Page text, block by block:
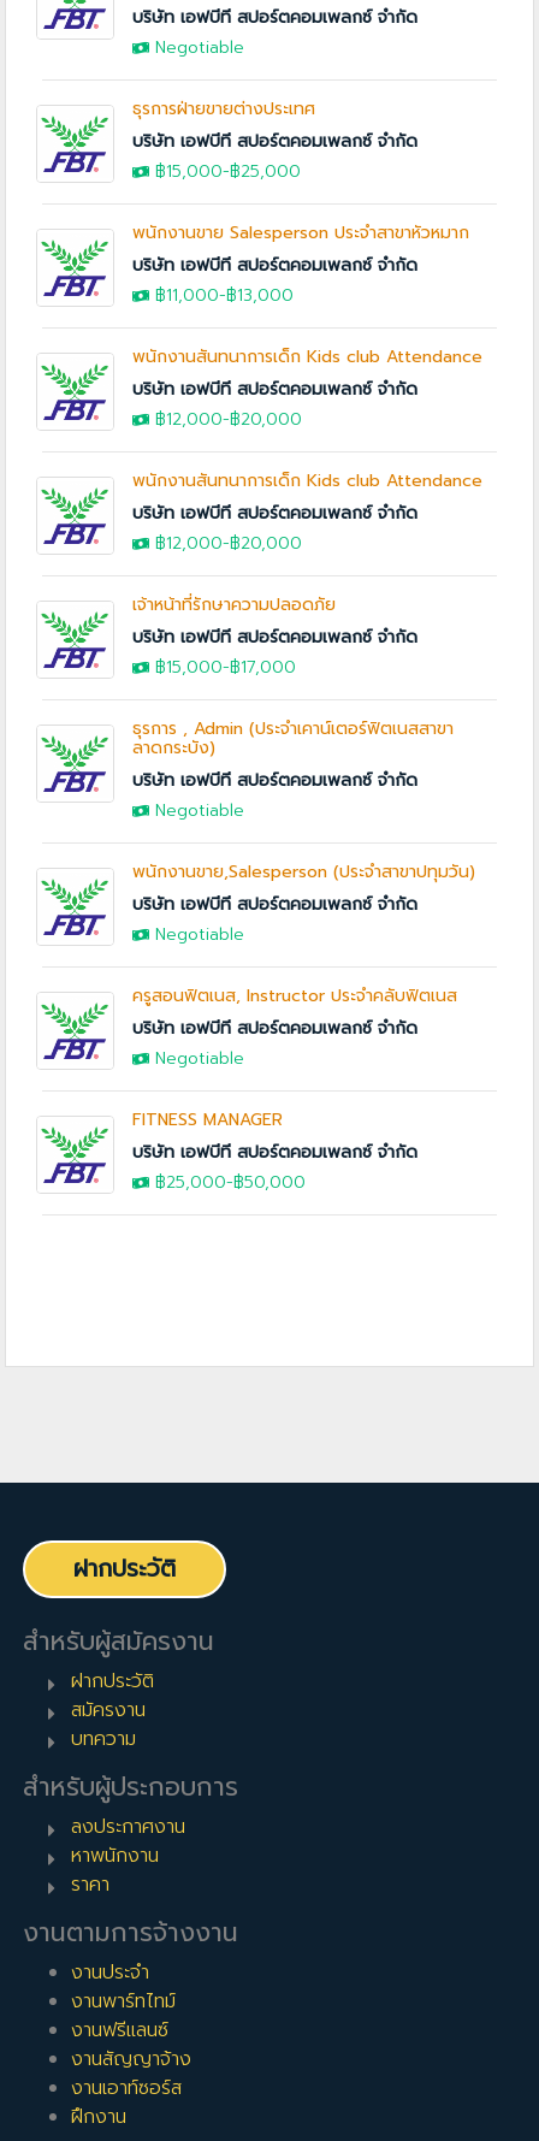
บริษัท เอฟบีที สปอร์ตคอมเพลกซ์ จำกัด
Negotiable
ธุรการฝ่ายขายต่างประเทศ
บริษัท เอฟบีที สปอร์ตคอมเพลกซ์ จำกัด
฿15,000-฿25,000
พนักงานขาย Salesperson ประจำสาขาหัวหมาก
บริษัท เอฟบีที สปอร์ตคอมเพลกซ์ จำกัด
฿11,000-฿13,000
พนักงานสันทนาการเด็ก Kids club Attendance
บริษัท เอฟบีที สปอร์ตคอมเพลกซ์ จำกัด
฿12,000-฿20,000
พนักงานสันทนาการเด็ก Kids club Attendance
บริษัท เอฟบีที สปอร์ตคอมเพลกซ์ จำกัด
฿12,000-฿20,000
เจ้าหน้าที่รักษาความปลอดภัย
บริษัท เอฟบีที สปอร์ตคอมเพลกซ์ จำกัด
฿15,000-฿17,000
ธุรการ , Admin (ประจำเคาน์เตอร์ฟิตเนสสาขา
ลาดกระบัง)
บริษัท เอฟบีที สปอร์ตคอมเพลกซ์ จำกัด
Negotiable
พนักงานขาย,Salesperson (ประจำสาขาปทุมวัน)
บริษัท เอฟบีที สปอร์ตคอมเพลกซ์ จำกัด
Negotiable
ครูสอนฟิตเนส, Instructor ประจำคลับฟิตเนส
บริษัท เอฟบีที สปอร์ตคอมเพลกซ์ จำกัด
Negotiable
FITNESS MANAGER
บริษัท เอฟบีที สปอร์ตคอมเพลกซ์ จำกัด
฿25,000-฿50,000
ฝากประวัติ
สำหรับผู้สมัครงาน
ฝากประวัติ
สมัครงาน
บทความ
สำหรับผู้ประกอบการ
ลงประกาศงาน
หาพนักงาน
ราคา
งานตามการจ้างงาน
งานประจำ
งานพาร์ทไทม์
งานฟรีแลนซ์
งานสัญญาจ้าง
งานเอาท์ซอร์ส
ฝึกงาน